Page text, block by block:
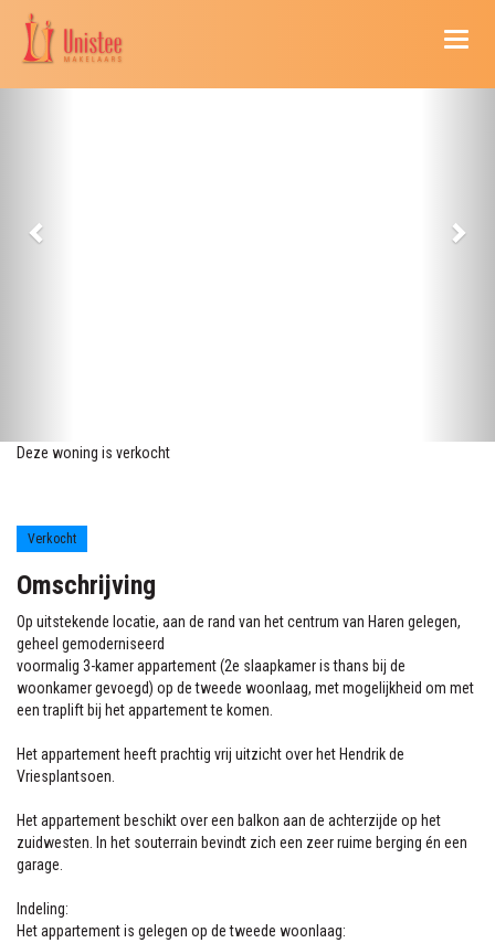
Deze woning is verkocht
Verkocht
Omschrijving
Op uitstekende locatie, aan de rand van het centrum van Haren gelegen,
geheel gemoderniseerd
voormalig 3-kamer appartement (2e slaapkamer is thans bij de
woonkamer gevoegd) op de tweede woonlaag, met mogelijkheid om met
een traplift bij het appartement te komen.
Het appartement heeft prachtig vrij uitzicht over het Hendrik de
Vriesplantsoen.
Het appartement beschikt over een balkon aan de achterzijde op het
zuidwesten. In het souterrain bevindt zich een zeer ruime berging én een
garage.
Indeling:
Het appartement is gelegen op de tweede woonlaag: